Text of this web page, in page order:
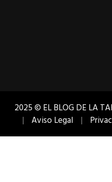
2025 © EL BLOG DE LA
Aviso Legal